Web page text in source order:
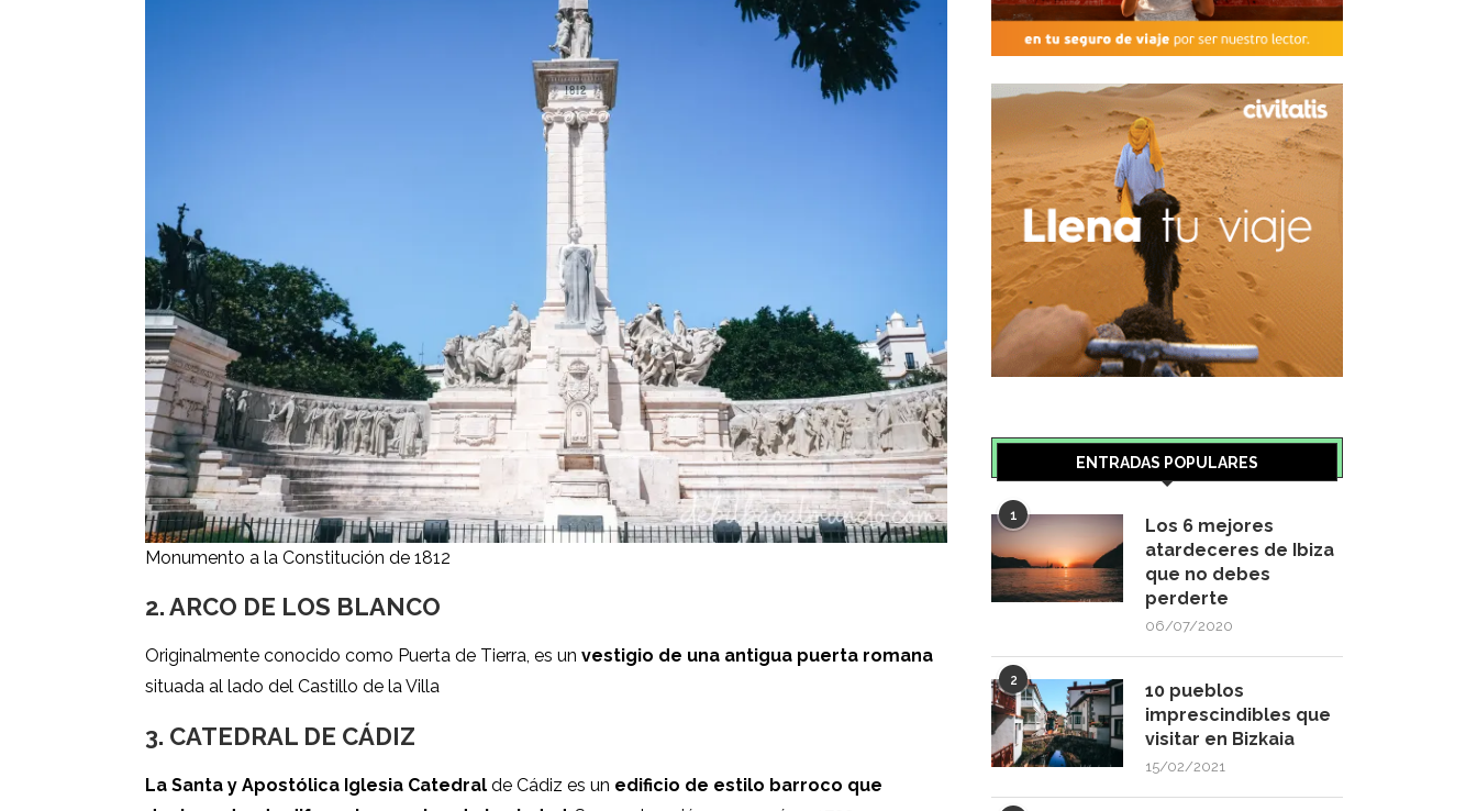
Monumento a la Constitución de 1812
2.ARCO DE LOS BLANCO
Originalmente conocido como Puerta de Tierra, es un vestigio de una antigua puerta romana
situada al lado del Castillo de la Villa
3. CATEDRAL DE CÁDIZ
La Santa y Apostólica Iglesia Catedral de Cádiz es un edificio de estilo barroco que
ENTRADAS POPULARES
1
Los 6 mejores
atardeceres de Ibiza
que no debes
perderte
06/07/2020
2
10 pueblos
imprescindibles que
visitar en Bizkaia
15/02/2021